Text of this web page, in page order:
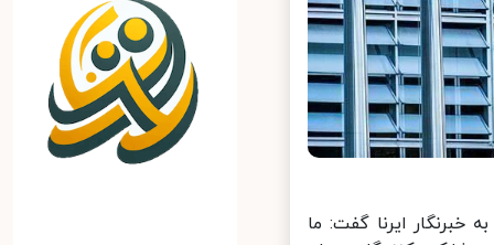
ایرنا گفت: ما